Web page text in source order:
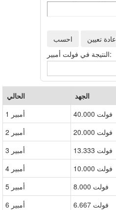
النتيجة في فولت أمبير:
الحالي الجهد
1 أمبير
40.000 فولت
2 أمبير
20.000 فولت
3 أمبير
فولت 13.333
4 أمبير
10.000 فولت
5 أمبير
8.000 فولت
6 أمبير
6.667 فولت